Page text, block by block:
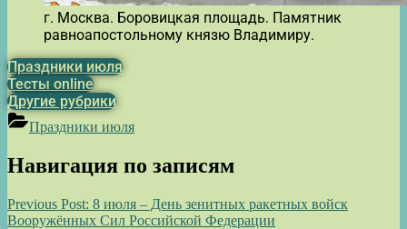
г. Москва. Боровицкая площадь. Памятник
равноапостольному князю Владимиру.
Праздники июля
Тесты online
Другие рубрики
Праздники июля
Навигация по записям
Previous Post: 8 июля – День зенитных ракетных войск
Вооружённых Сил Российской Федерации